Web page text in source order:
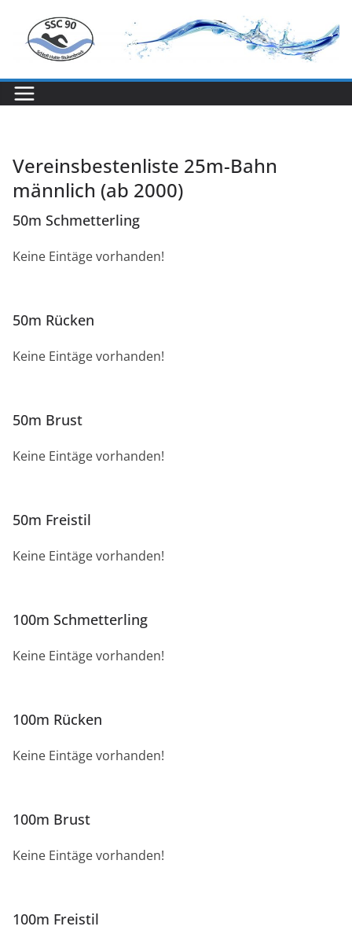
Inhalt
springen
Vereinsbestenliste 25m-Bahn
männlich (ab 2000)
50m Schmetterling
Keine Eintäge vorhanden!
50m Rücken
Keine Eintäge vorhanden!
50m Brust
Keine Eintäge vorhanden!
50m Freistil
Keine Eintäge vorhanden!
100m Schmetterling
Keine Eintäge vorhanden!
100m Rücken
Keine Eintäge vorhanden!
100m Brust
Keine Eintäge vorhanden!
100m Freistil